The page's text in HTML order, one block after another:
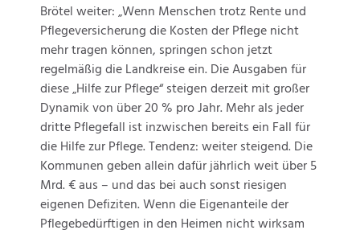
Brötel weiter: „Wenn Menschen trotz Rente und
Pflegeversicherung die Kosten der Pflege nicht
mehr tragen können, springen schon jetzt
regelmäßig die Landkreise ein. Die Ausgaben für
diese „Hilfe zur Pflege“ steigen derzeit mit großer
Dynamik von über 20 % pro Jahr. Mehr als jeder
dritte Pflegefall ist inzwischen bereits ein Fall für
die Hilfe zur Pflege. Tendenz: weiter steigend. Die
Kommunen geben allein dafür jährlich weit über 5
Mrd. € aus – und das bei auch sonst riesigen
eigenen Defiziten. Wenn die Eigenanteile der
Pflegebedürftigen in den Heimen nicht wirksam